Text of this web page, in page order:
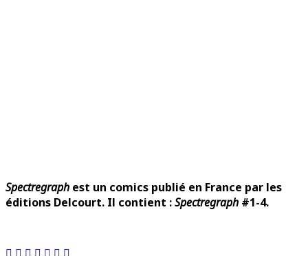
Spectregraph est un comics publié en France par les
éditions Delcourt. Il contient :Spectregraph #1-4.